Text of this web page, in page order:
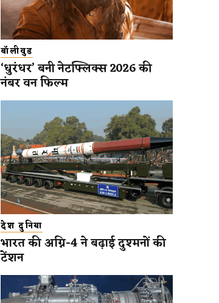
बॉलीवुड
‘धुरंधर’ बनी नेटफ्लिक्स 2026 की
नंबर वन फिल्म
देश दुनिया
भारत की अग्नि-4 ने बढ़ाई दुश्मनों की
टेंशन